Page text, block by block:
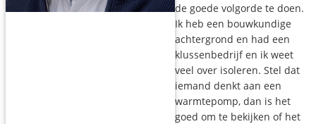
de goede volgorde te doen.
Ik heb een bouwkundige
achtergrond en had een
klussenbedrijf en ik weet
veel over isoleren. Stel dat
iemand denkt aan een
warmtepomp, dan is het
goed om te bekijken of het